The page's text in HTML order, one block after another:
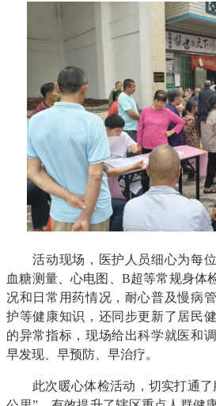
活动现场，医护人员细心为每位
血糖测量、心电图、B超等常规身体
况和日常用药情况，耐心普及慢病
护等健康知识，还同步更新了居民
的异常指标，现场给出科学就医和
早发现、早预防、早治疗。
此次暖心体检活动，切实打通了